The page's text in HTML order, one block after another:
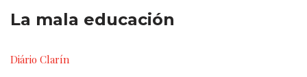
La mala educación
Diário Clarín